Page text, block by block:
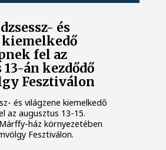
és
fel az
án kezdődő
Fesztiválon
és világzene kiemelkedő
az augusztus 13-15.
ház környezetében
Fesztiválon.